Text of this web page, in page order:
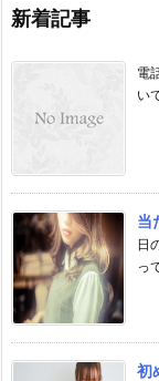
新着記事
電
い
当
日
っ
初